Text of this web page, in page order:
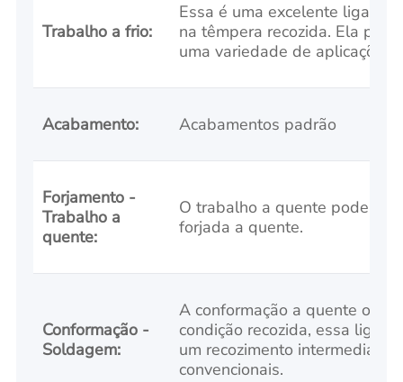
Trabalho a frio:
Essa é uma excelente liga
na têmpera recozida. Ela
uma variedade de aplicações.
Acabamento: Acabamentos padrão
Forjamento -
Trabalho a
quente:
O trabalho a quente pode
forjada a quente.
Conformação -
Soldagem:
A conformação a quente ou a
condição recozida, essa liga
um recozimento
convencionais.